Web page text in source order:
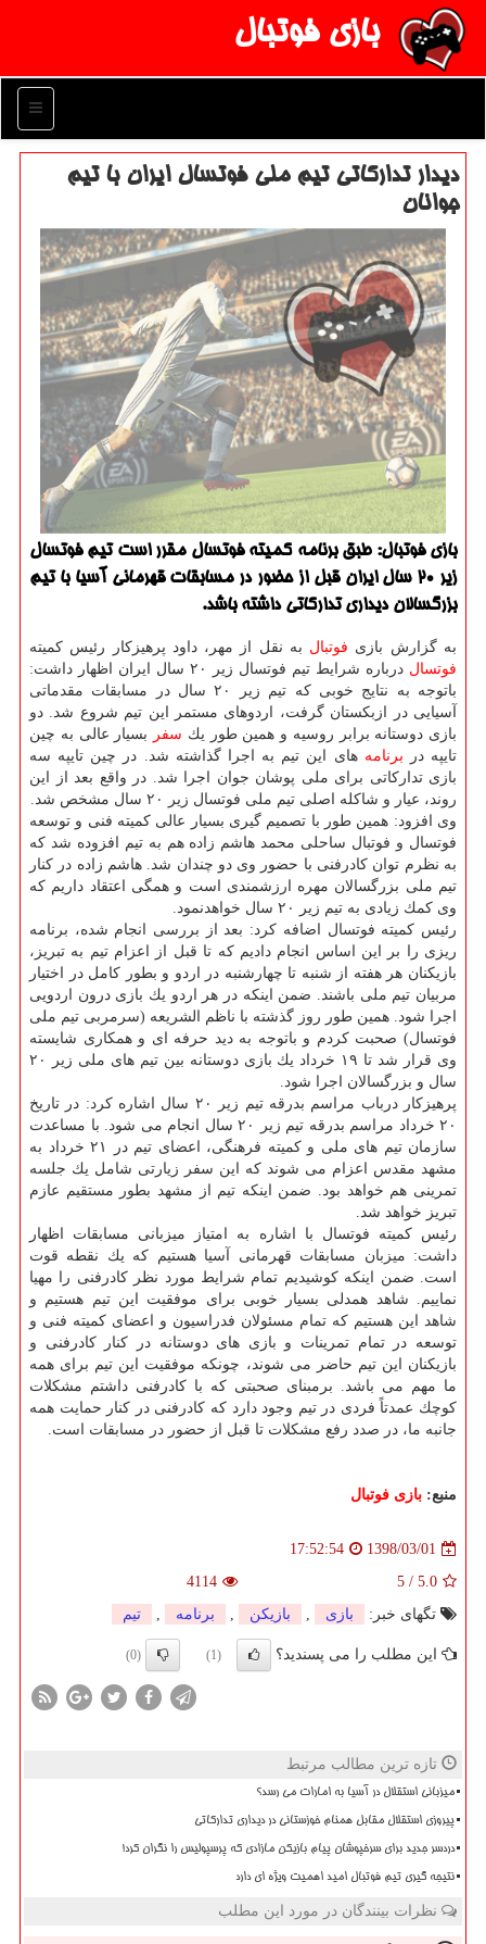
بازی فوتبال
منو
دیدار تداركاتی تیم ملی فوتسال ایران با تیم
جوانان
بازی فوتبال: طبق برنامه كمیته فوتسال مقرر است تیم فوتسال
زیر 20 سال ایران قبل از حضور در مسابقات قهرمانی آسیا با تیم
بزرگسالان دیداری تداركاتی داشته باشد.
به گزارش بازی فوتبال به نقل از مهر، داود پرهیزكار رئیس كمیته
فوتسال
درباره شرایط تیم فوتسال زیر ۲۰ سال ایران اظهار داشت:
باتوجه به نتایج خوبی كه تیم زیر ۲۰ سال در مسابقات مقدماتی
آسیایی در ازبكستان گرفت، اردوهای مستمر این تیم شروع شد. دو
بازی دوستانه برابر روسیه و همین طور یك سفر
بسیار عالی به چین
تایپه در برنامه های این تیم به اجرا گذاشته شد. در چین تایپه سه
بازی تداركاتی برای ملی پوشان جوان اجرا شد. در واقع بعد از این
روند، عیار و شاكله اصلی تیم ملی فوتسال زیر ۲۰ سال مشخص شد.
وی افزود: همین طور با تصمیم گیری بسیار عالی كمیته فنی و توسعه
فوتسال و فوتبال ساحلی محمد هاشم زاده هم به تیم افزوده شد كه
به نظرم توان كادرفنی با حضور وی دو چندان شد. هاشم زاده در كنار
تیم ملی بزرگسالان مهره ارزشمندی است و همگی اعتقاد داریم كه
وی كمك زیادی به تیم زیر ۲۰ سال خواهدنمود.
رئیس كمیته فوتسال اضافه كرد: بعد از بررسی انجام شده، برنامه
ریزی را بر این اساس انجام دادیم كه تا قبل از اعزام تیم به تبریز،
بازیكنان هر هفته از شنبه تا چهارشنبه در اردو و بطور كامل در اختیار
مربیان تیم ملی باشند. ضمن اینكه در هر اردو یك بازی درون اردویی
اجرا شود. همین طور روز گذشته با ناظم الشریعه (سرمربی تیم ملی
فوتسال) صحبت كردم و باتوجه به دید حرفه ای و همكاری شایسته
وی قرار شد تا ۱۹ خرداد یك بازی دوستانه بین تیم های ملی زیر ۲۰
سال و بزرگسالان اجرا شود.
پرهیزكار درباب مراسم بدرقه تیم زیر ۲۰ سال اشاره كرد: در تاریخ
۲۰ خرداد مراسم بدرقه تیم زیر ۲۰ سال انجام می شود. با مساعدت
سازمان تیم های ملی و كمیته فرهنگی، اعضای تیم در ۲۱ خرداد به
مشهد مقدس اعزام می شوند كه این سفر زیارتی شامل یك جلسه
تمرینی هم خواهد بود. ضمن اینكه تیم از مشهد بطور مستقیم عازم
تبریز خواهد شد.
رئیس كمیته فوتسال با اشاره به امتیاز میزبانی مسابقات اظهار
داشت: میزبان مسابقات قهرمانی آسیا هستیم كه یك نقطه قوت
است. ضمن اینكه كوشیدیم تمام شرایط مورد نظر كادرفنی را مهیا
نماییم. شاهد همدلی بسیار خوبی برای موفقیت این تیم هستیم و
شاهد این هستیم كه تمام مسئولان فدراسیون و اعضای كمیته فنی و
توسعه در تمام تمرینات و بازی های دوستانه در كنار كادرفنی و
بازیكنان این تیم حاضر می شوند، چونكه موفقیت این تیم برای همه
ما مهم می باشد. برمبنای صحبتی كه با كادرفنی داشتم مشكلات
كوچك عمدتاً فردی در تیم وجود دارد كه كادرفنی در كنار حمایت همه
جانبه ما، در صدد رفع مشكلات تا قبل از حضور در مسابقات است.
منبع: بازی فوتبال
1398/03/01
17:52:54
5.0
/
5
4114
تگهای خبر:
بازی , بازیكن , برنامه , تیم
این مطلب را می پسندید؟ (1)
(0)
تازه ترین مطالب مرتبط
میزبانی استقلال در آسیا به امارات می رسد؟
پیروزی استقلال مقابل همنام خوزستانی در دیداری تدارکاتی
دردسر جدید برای سرخپوشان پیام بازیکن مازادی که پرسپولیس را نگران کرد!
نتیجه گیری تیم فوتبال امید اهمیت ویژه ای دارد
نظرات بینندگان در مورد این مطلب